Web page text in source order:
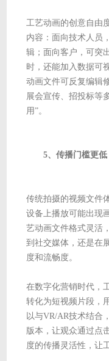
工艺动画的创意自由
内容：面向技术人员
辑；面向客户，可突
时，还能加入数据可
动画文件可反复编辑
展会宣传、招投标等
用”。
5、传播门槛更低
传统拍摄的视频文件
设备上播放可能出现
艺动画文件格式灵活
到社交媒体，还是在
度和流畅度。
在数字化营销时代，
转化为短视频片段，
以与VR/AR技术结合
版本，让观众通过点
度的传播灵活性，让